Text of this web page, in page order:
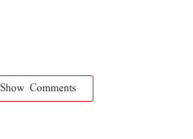
Show Comments